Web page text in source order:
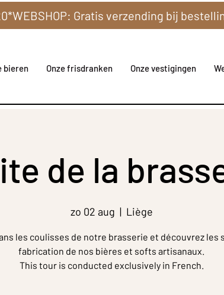
bieren Onze frisdranken Onze vestigingen
de la
zo 02 aug
  |
Liège
les coulisses de notre brasserie et découvrez les
fabrication de nos bières et softs artisanaux.